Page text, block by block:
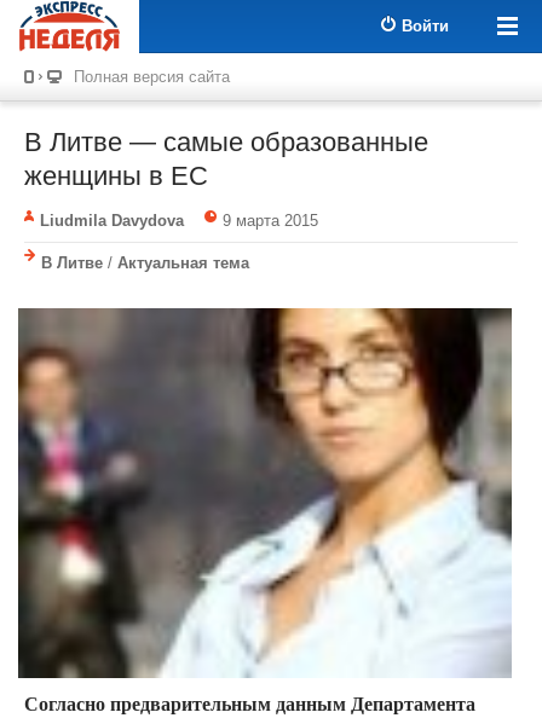
Войти
Полная версия сайта
В Литве — самые образованные
женщины в ЕС
Liudmila Davydova 9 марта 2015
В Литве / Актуальная тема
Согласно предварительным данным Департамента